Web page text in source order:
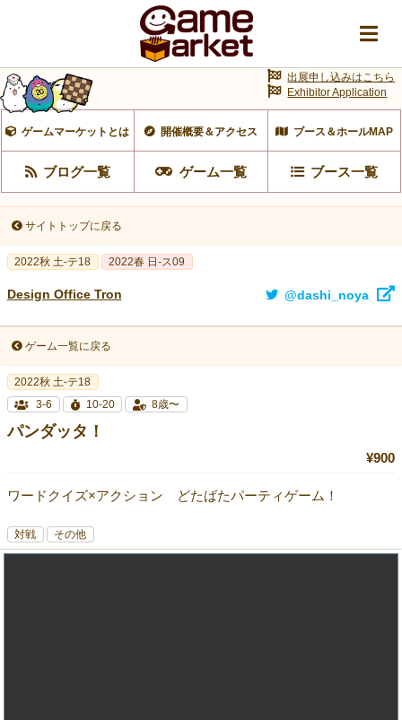
ゲームマーケットとは 開催概要＆アクセス ブース＆ホールMAP
ブログ一覧 ゲーム一覧 ブース一覧
出展申し込みはこちら
Exhibitor Application
サイトトップに戻る
2022秋 土-テ18 2022春 日-ス09
Design Office Tron @dashi_noya
ゲーム一覧に戻る
2022秋 土-テ18
3-6
10-20 8歳〜
パンダッタ！
¥900
ワードクイズ×アクション どたばたパーティゲーム！
対戦 その他